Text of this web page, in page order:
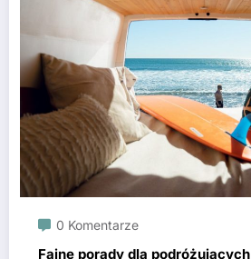
0 Komentarze
Fajne porady dla podróżujących